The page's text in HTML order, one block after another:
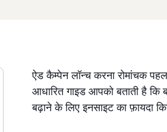
ऐड कैम्पेन लॉन्च करना रोमांचक
आधारित गाइड आपको बताती है कि
बढ़ाने के लिए इनसाइट का फ़ायदा